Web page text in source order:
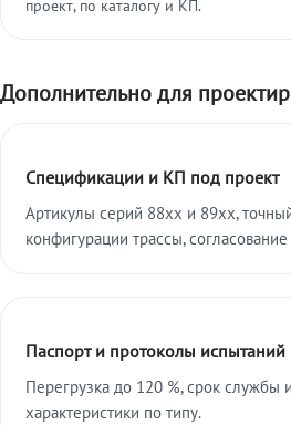
проект, по каталогу и КП.
Дополнительно для
Спецификации и КП под проект
Артикулы серий 88xx и 89xx,
конфигурации трассы,
Паспорт и протоколы испытаний
Перегрузка до 120 %, срок службы
характеристики по типу.